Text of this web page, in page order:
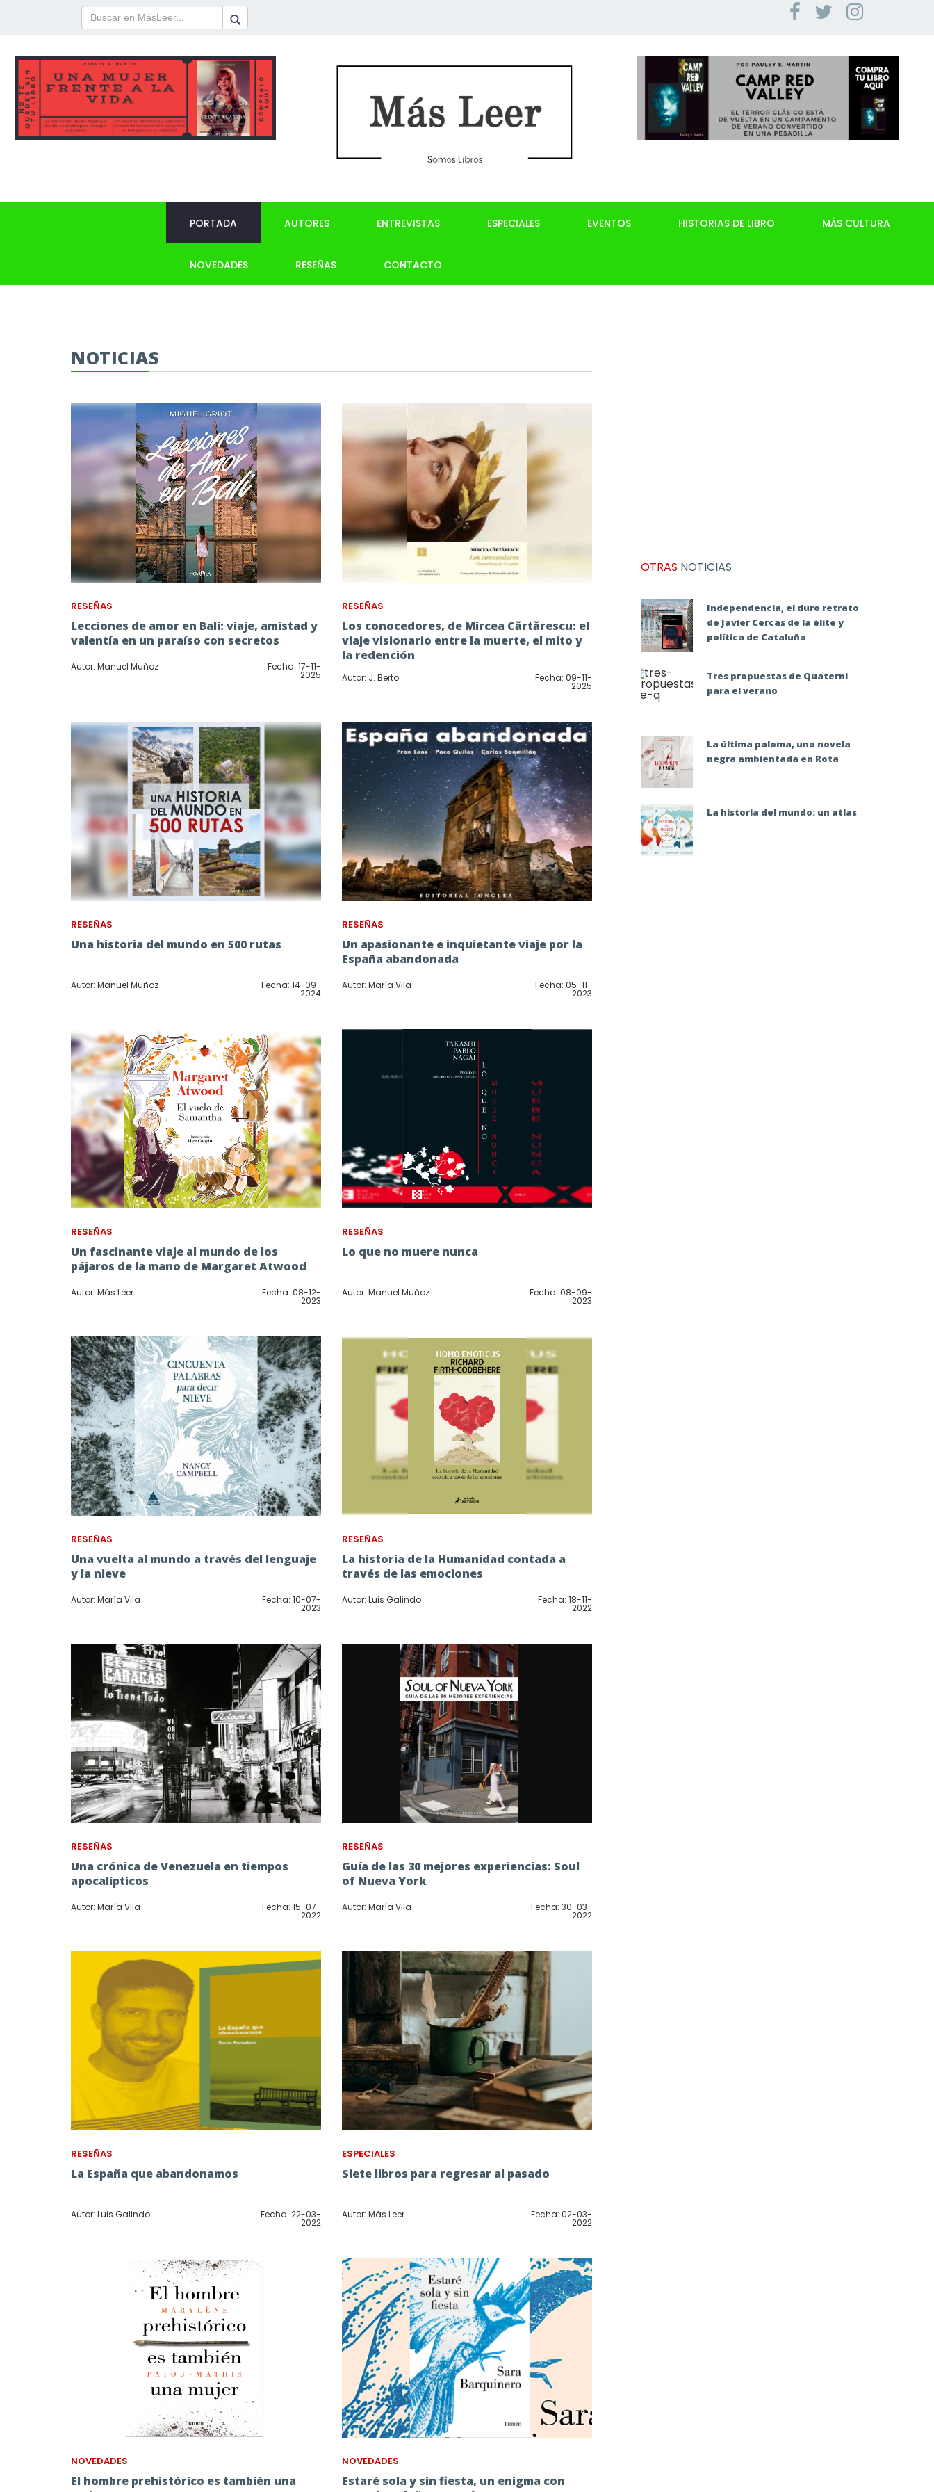
PORTADA AUTORES ENTREVISTAS ESPECIALES EVENTOS HISTORIAS DE LIBRO MÁS CULTURA
NOVEDADES RESEÑAS CONTACTO
NOTICIAS
RESEÑAS
Lecciones de amor en Bali: viaje, amistad y
valentía en un paraíso con secretos
Autor: Manuel Muñoz Fecha: 17-11-
2025
RESEÑAS
Los conocedores, de Mircea Cărtărescu: el
viaje visionario entre la muerte, el mito y
la redención
Autor: J. Berto Fecha: 09-11-
2025
RESEÑAS
Una historia del mundo en 500 rutas
Autor: Manuel Muñoz Fecha: 14-09-
2024
RESEÑAS
Un apasionante e inquietante viaje por la
España abandonada
Autor: María Vila Fecha: 05-11-
2023
RESEÑAS
Un fascinante viaje al mundo de los
pájaros de la mano de Margaret Atwood
Autor: Más Leer Fecha: 08-12-
2023
RESEÑAS
Lo que no muere nunca
Autor: Manuel Muñoz Fecha: 08-09-
2023
RESEÑAS
Una vuelta al mundo a través del lenguaje
y la nieve
Autor: María Vila Fecha: 10-07-
2023
RESEÑAS
La historia de la Humanidad contada a
través de las emociones
Autor: Luis Galindo Fecha: 18-11-
2022
RESEÑAS
Una crónica de Venezuela en tiempos
apocalípticos
Autor: María Vila Fecha: 15-07-
2022
RESEÑAS
Guía de las 30 mejores experiencias: Soul
of Nueva York
Autor: María Vila Fecha: 30-03-
2022
RESEÑAS
La España que abandonamos
Autor: Luis Galindo Fecha: 22-03-
2022
ESPECIALES
Siete libros para regresar al pasado
Autor: Más Leer Fecha: 02-03-
2022
NOVEDADES
El hombre prehistórico es también una
NOVEDADES
Estaré sola y sin fiesta, un enigma con
OTRAS NOTICIAS
Independencia, el duro retrato
de Javier Cercas de la élite y
política de Cataluña
Tres propuestas de Quaterni
para el verano
La última paloma, una novela
negra ambientada en Rota
La historia del mundo: un atlas